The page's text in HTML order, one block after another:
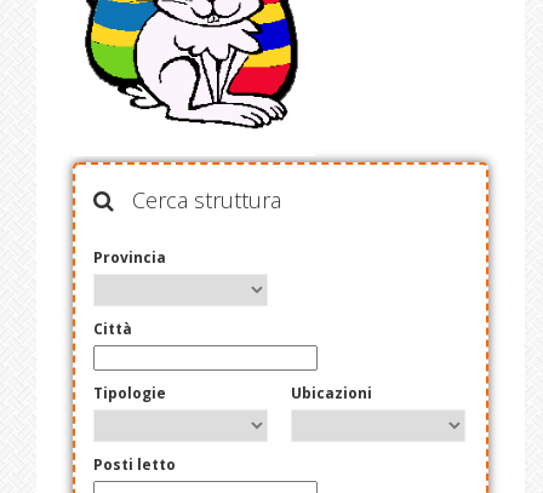
Cerca struttura
Provincia
Città
Tipologie Ubicazioni
Posti letto